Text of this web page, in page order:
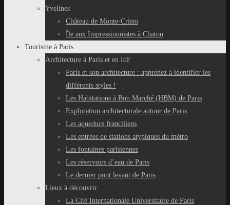
Yvelines
Château de Monte-Cristo
Île aux Impressionnistes à Chatou
Tourisme à Paris
Architecture à Paris et en IdF
Paris et son architecture : apprenez à identifier les
différents styles !
Les Habitations à Bon Marché (HBM) de Paris
Exploration architecturale autour de Paris
Les aqueducs franciliens
Les entrées de stations atypiques du métro
Les fontaines parisiennes
Les réservoirs d’eau de Paris
Le dernier pont levant de Paris
Lieux à découvrir
La Cité Internationale Universitaire de Paris